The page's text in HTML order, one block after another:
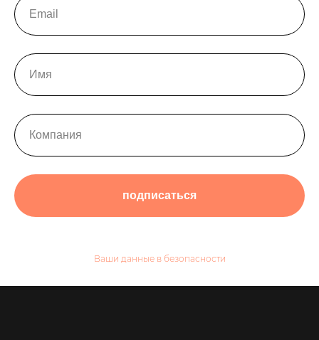
подписаться
Ваши данные в безопасности